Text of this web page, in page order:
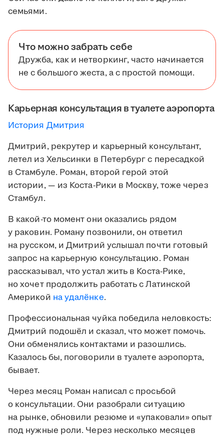
семьями.
Что можно забрать себе
Дружба, как и нетворкинг, часто начинается
не с большого жеста, а с простой помощи.
Карьерная консультация в туалете аэропорта
История Дмитрия
Дмитрий, рекрутер и карьерный консультант,
летел из Хельсинки в Петербург с пересадкой
в Стамбуле. Роман, второй герой этой
истории, — из Коста-Рики в Москву, тоже через
Стамбул.
В какой-то момент они оказались рядом
у раковин. Роману позвонили, он ответил
на русском, и Дмитрий услышал почти готовый
запрос на карьерную консультацию. Роман
рассказывал, что устал жить в Коста-Рике,
но хочет продолжить работать с Латинской
Америкой на удалёнке.
Профессиональная чуйка победила неловкость:
Дмитрий подошёл и сказал, что может помочь.
Они обменялись контактами и разошлись.
Казалось бы, поговорили в туалете аэропорта,
бывает.
Через месяц Роман написал с просьбой
о консультации. Они разобрали ситуацию
на рынке, обновили резюме и «упаковали» опыт
под нужные роли. Через несколько месяцев